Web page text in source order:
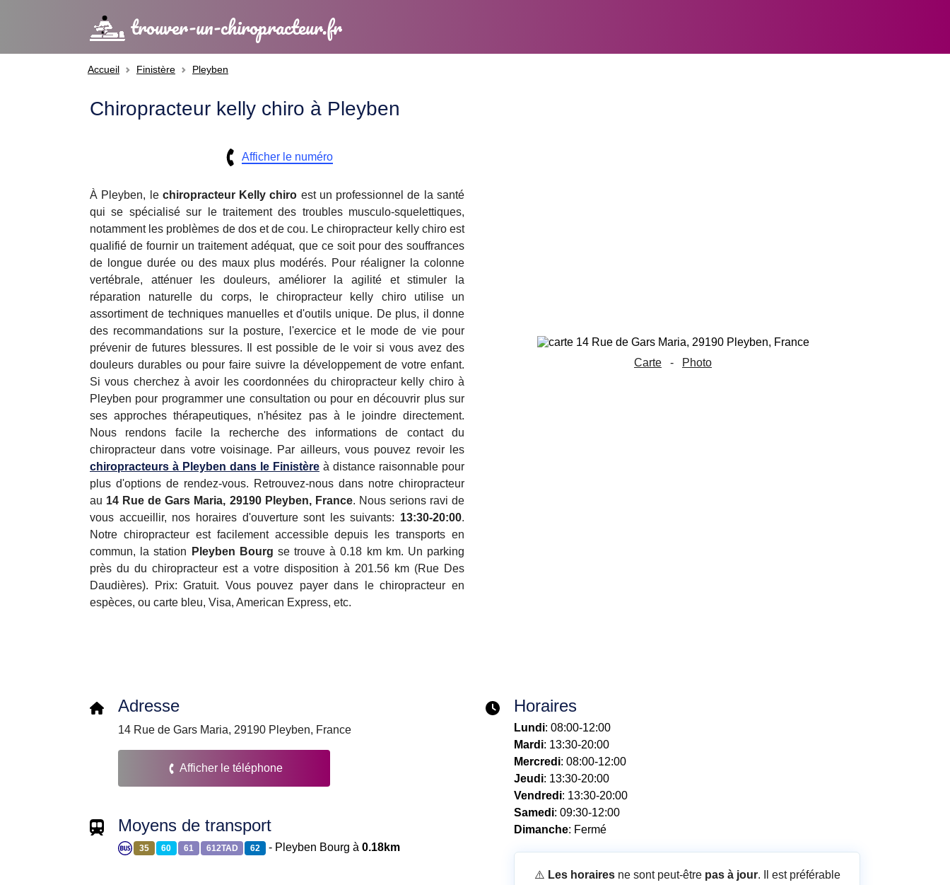
trouver-un-chiropracteur.fr
Accueil Finistère Pleyben
Chiropracteur kelly chiro à Pleyben
Afficher le numéro
À Pleyben, le chiropracteur Kelly chiro est un professionnel de la santé
qui se spécialisé sur le traitement des troubles musculo-squelettiques,
notamment les problèmes de dos et de cou. Le chiropracteur kelly chiro est
qualifié de fournir un traitement adéquat, que ce soit pour des souffrances
de longue durée ou des maux plus modérés. Pour réaligner la colonne
vertébrale, atténuer les douleurs, améliorer la agilité et stimuler la
réparation naturelle du corps, le chiropracteur kelly chiro utilise un
assortiment de techniques manuelles et d'outils unique. De plus, il donne
des recommandations sur la posture, l'exercice et le mode de vie pour
prévenir de futures blessures. Il est possible de le voir si vous avez des
douleurs durables ou pour faire suivre la développement de votre enfant.
Si vous cherchez à avoir les coordonnées du chiropracteur kelly chiro à
Pleyben pour programmer une consultation ou pour en découvrir plus sur
ses approches thérapeutiques, n'hésitez pas à le joindre directement.
Nous rendons facile la recherche des informations de contact du
chiropracteur dans votre voisinage. Par ailleurs, vous pouvez revoir les
chiropracteurs à Pleyben dans le Finistère à distance raisonnable pour
plus d'options de rendez-vous. Retrouvez-nous dans notre chiropracteur
au 14 Rue de Gars Maria, 29190 Pleyben, France. Nous serions ravi de
vous accueillir, nos horaires d'ouverture sont les suivants: 13:30-20:00.
Notre chiropracteur est facilement accessible depuis les transports en
commun, la station
Pleyben Bourg se trouve à 0.18 km km. Un parking
près du du chiropracteur est a votre disposition à 201.56 km (Rue Des
Daudières). Prix: Gratuit. Vous pouvez payer dans le chiropracteur en
espèces, ou carte bleu, Visa, American Express, etc.
Carte - Photo
Adresse
14 Rue de Gars Maria, 29190 Pleyben, France
Afficher le téléphone
Moyens de transport
35 60 61 612TAD 62 - Pleyben Bourg à 0.18km
Horaires
Lundi: 08:00-12:00
Mardi: 13:30-20:00
Mercredi: 08:00-12:00
Jeudi: 13:30-20:00
Vendredi: 13:30-20:00
Samedi: 09:30-12:00
Dimanche: Fermé
⚠️ Les horairesne sont peut-être pas à jour. Il est préférable